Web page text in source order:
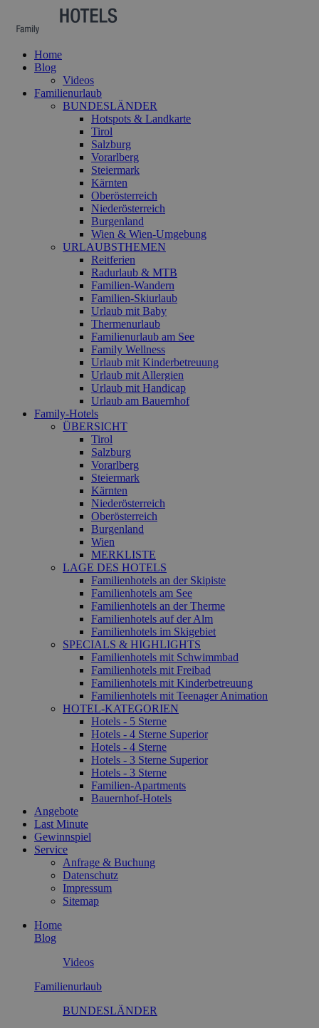
Home
Blog
Videos
Familienurlaub
BUNDESLÄNDER
Hotspots & Landkarte
Tirol
Salzburg
Vorarlberg
Steiermark
Kärnten
Oberösterreich
Niederösterreich
Burgenland
Wien & Wien-Umgebung
URLAUBSTHEMEN
Reitferien
Radurlaub & MTB
Familien-Wandern
Familien-Skiurlaub
Urlaub mit Baby
Thermenurlaub
Familienurlaub am See
Family Wellness
Urlaub mit Kinderbetreuung
Urlaub mit Allergien
Urlaub mit Handicap
Urlaub am Bauernhof
Family-Hotels
ÜBERSICHT
Tirol
Salzburg
Vorarlberg
Steiermark
Kärnten
Niederösterreich
Oberösterreich
Burgenland
Wien
MERKLISTE
LAGE DES HOTELS
Familienhotels an der Skipiste
Familienhotels am See
Familienhotels an der Therme
Familienhotels auf der Alm
Familienhotels im Skigebiet
SPECIALS & HIGHLIGHTS
Familienhotels mit Schwimmbad
Familienhotels mit Freibad
Familienhotels mit Kinderbetreuung
Familienhotels mit Teenager Animation
HOTEL-KATEGORIEN
Hotels - 5 Sterne
Hotels - 4 Sterne Superior
Hotels - 4 Sterne
Hotels - 3 Sterne Superior
Hotels - 3 Sterne
Familien-Apartments
Bauernhof-Hotels
Angebote
Last Minute
Gewinnspiel
Service
Anfrage & Buchung
Datenschutz
Impressum
Sitemap
Home
Blog
Videos
Familienurlaub
BUNDESLÄNDER